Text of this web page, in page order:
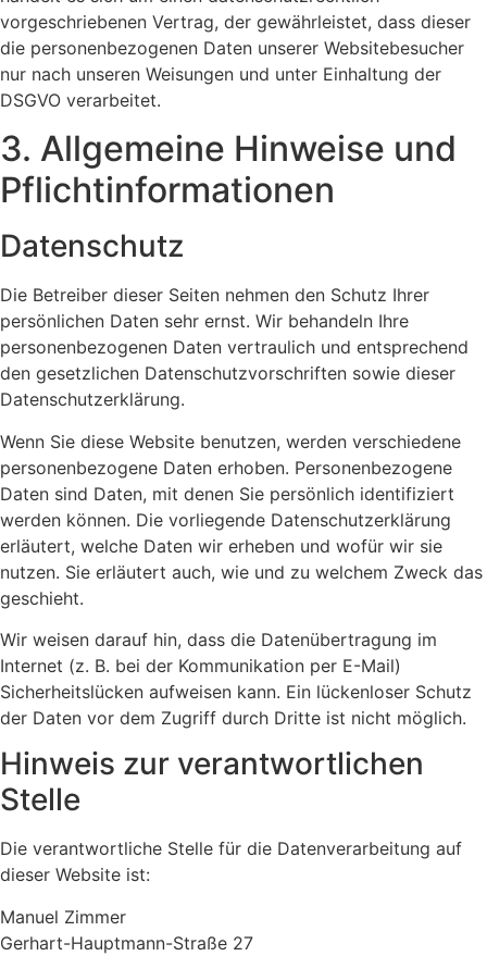
vorgeschriebenen Vertrag, der gewährleistet, dass dieser
die personenbezogenen Daten unserer Websitebesucher
nur nach unseren Weisungen und unter Einhaltung der
DSGVO verarbeitet.
3. Allgemeine Hinweise und
Pflicht­informationen
Datenschutz
Die Betreiber dieser Seiten nehmen den Schutz Ihrer
persönlichen Daten sehr ernst. Wir behandeln Ihre
personenbezogenen Daten vertraulich und entsprechend
den gesetzlichen Datenschutzvorschriften sowie dieser
Datenschutzerklärung.
Wenn Sie diese Website benutzen, werden verschiedene
personenbezogene Daten erhoben. Personenbezogene
Daten sind Daten, mit denen Sie persönlich identifiziert
werden können. Die vorliegende Datenschutzerklärung
erläutert, welche Daten wir erheben und wofür wir sie
nutzen. Sie erläutert auch, wie und zu welchem Zweck das
geschieht.
Wir weisen darauf hin, dass die Datenübertragung im
Internet (z. B. bei der Kommunikation per E-Mail)
Sicherheitslücken aufweisen kann. Ein lückenloser Schutz
der Daten vor dem Zugriff durch Dritte ist nicht möglich.
Hinweis zur verantwortlichen
Stelle
Die verantwortliche Stelle für die Datenverarbeitung auf
dieser Website ist:
Manuel Zimmer
Gerhart-Hauptmann-Straße 27